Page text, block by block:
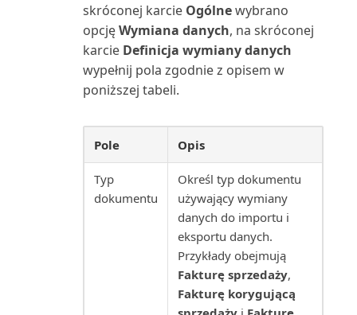
Stan (raport)
Stan wysyłki magazynowej
Statystyka sprzedaży (raport)
Statystyka zasobów (raport)
Statystyka zlecenia
produkcyjnego (raport)
Statystyki zakupów (raport)
Struktura wiekowa zapasów:
skróconej karcie Ogólnewybrano
opcjęWymiana danych, na skróconej
karcie Definicja wymiany danych
wypełnij pola zgodnie z opisem w
poniższej tabeli.
Pole Opis
Typ
dokumentu
Określ typ dokumentu
używający wymiany
danych do importu i
eksportu danych.
Przykłady obejmują
Fakturę sprzedaży,
Fakturę korygującą